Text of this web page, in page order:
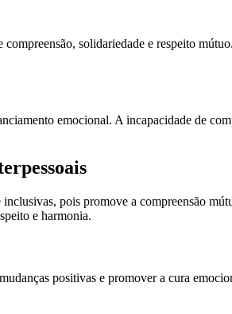
solidariedade e respeito
emocional. A incapacidade de
pois promove a compreensão
e harmonia.
positivas e promover a cura